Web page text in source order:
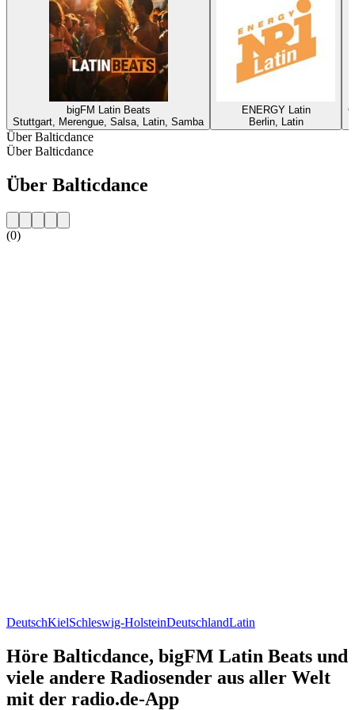
bigFM Latin Beats
Stuttgart, Merengue, Salsa, Latin, Samba
ENERGY Latin
Berlin, Latin
Über Balticdance
Über Balticdance
Über Balticdance
(0)
DeutschKielSchleswig-HolsteinDeutschlandLatin
Höre Balticdance, bigFM Latin Beats und
viele andere Radiosender aus aller Welt
mit der radio.de-App